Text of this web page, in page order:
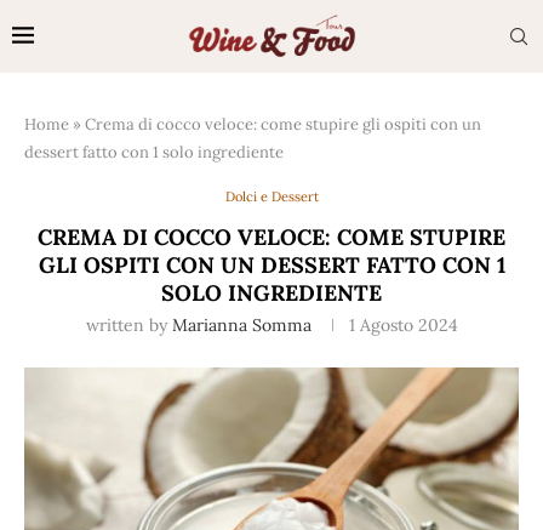
Home »Crema di cocco veloce: come stupire gli ospiti con un
dessert fatto con 1 solo ingrediente
Dolci e Dessert
CREMA DI COCCO VELOCE: COME STUPIRE
GLI OSPITI CON UN DESSERT FATTO CON 1
SOLO INGREDIENTE
written by Marianna Somma 1 Agosto 2024